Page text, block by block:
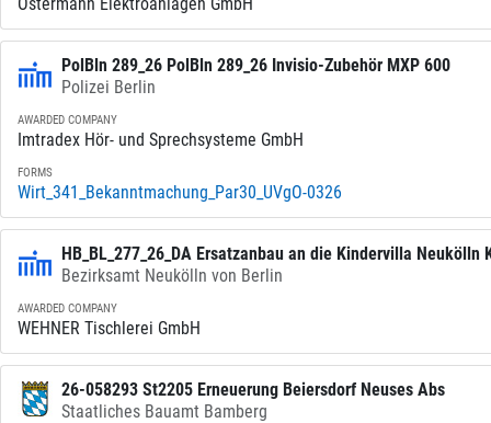
PolBln 289_26 PolBln 289_26 Invisio-Zubehör MXP 600
Polizei Berlin
AWARDED COMPANY
Imtradex Hör- und Sprechsysteme GmbH
FORMS
Wirt_341_Bekanntmachung_Par30_UVgO-0326
HB_BL_277_26_DA Ersatzanbau an die Kindervilla
Tischlerarbeiten nach DIN 18355 - Innentüren
Bezirksamt Neukölln von Berlin
AWARDED COMPANY
WEHNER Tischlerei GmbH
26-058293 St2205 Erneuerung Beiersdorf Neuses Abs
Staatliches Bauamt Bamberg